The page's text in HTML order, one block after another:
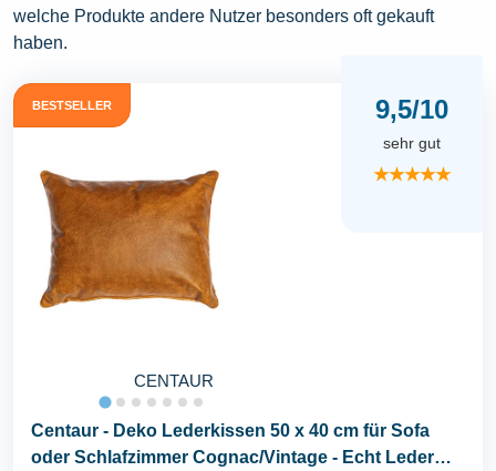
welche Produkte andere Nutzer besonders oft gekauft
haben.
BESTSELLER
CENTAUR
9,5/10
sehr gut
★★★★★
Centaur - Deko Lederkissen 50 x 40 cm für Sofa
oder Schlafzimmer Cognac/Vintage - Echt Leder